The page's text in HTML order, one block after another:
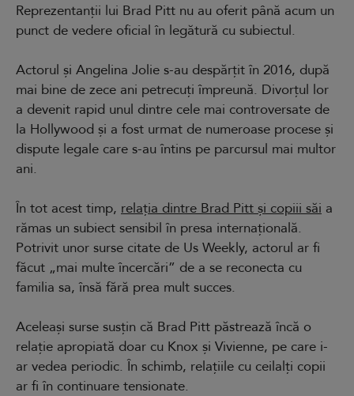
Reprezentanții lui Brad Pitt nu au oferit până acum un
punct de vedere oficial în legătură cu subiectul.
Actorul și Angelina Jolie s-au despărțit în 2016, după
mai bine de zece ani petrecuți împreună. Divorțul lor
a devenit rapid unul dintre cele mai controversate de
la Hollywood și a fost urmat de numeroase procese și
dispute legale care s-au întins pe parcursul mai multor
ani.
În tot acest timp, relația dintre Brad Pitt și copiii săi a
rămas un subiect sensibil în presa internațională.
Potrivit unor surse citate de Us Weekly, actorul ar fi
făcut „mai multe încercări” de a se reconecta cu
familia sa, însă fără prea mult succes.
Aceleași surse susțin că Brad Pitt păstrează încă o
relație apropiată doar cu Knox și Vivienne, pe care i-
ar vedea periodic. În schimb, relațiile cu ceilalți copii
ar fi în continuare tensionate.